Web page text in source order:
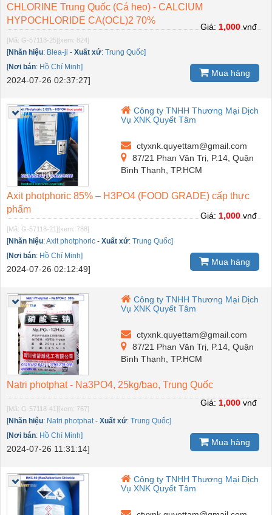
CHLORINE Trung Quốc (Cá heo) - CALCIUM
HYPOCHLORIDE CA(OCL)2 70%
[Mã: G-57118-25][xem: 824]
[Nhãn hiệu: Blea-ji - Xuất xứ: Trung Quốc]
[Nơi bán: Hồ Chí Minh]
2024-07-26 02:37:27]
Giá: 1,000 vnđ
Mua hàng
Công ty TNHH Thương Mại Dịch
Vụ XNK Quyết Tâm
ctyxnk.quyettam@gmail.com
87/21 Phan Văn Trị, P.14, Quận
Bình Thạnh, TP.HCM
Axit photphoric 85% – H3PO4 (FOOD GRADE) cấp thực
phẩm
[Mã: G-57118-21][xem: 788]
[Nhãn hiệu:Axit photphoric - Xuất xứ: Trung Quốc]
[Nơi bán: Hồ Chí Minh]
2024-07-26 02:12:49]
Giá: 1,000 vnđ
Mua hàng
Công ty TNHH Thương Mại Dịch
Vụ XNK Quyết Tâm
ctyxnk.quyettam@gmail.com
87/21 Phan Văn Trị, P.14, Quận
Bình Thạnh, TP.HCM
Natri photphat - Na3PO4, 25kg/bao, Trung Quốc
[Mã: G-57118-41][xem: 767]
[Nhãn hiệu: Natri photphat- Xuất xứ: Trung Quốc]
[Nơi bán: Hồ Chí Minh]
2024-07-26 11:31:14]
Giá: 1,000 vnđ
Mua hàng
Công ty TNHH Thương Mại Dịch
Vụ XNK Quyết Tâm